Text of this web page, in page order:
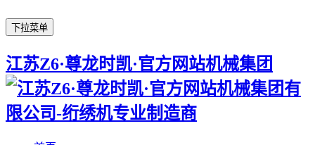
下拉菜单
江苏Z6·尊龙时凯·官方网站机械集团